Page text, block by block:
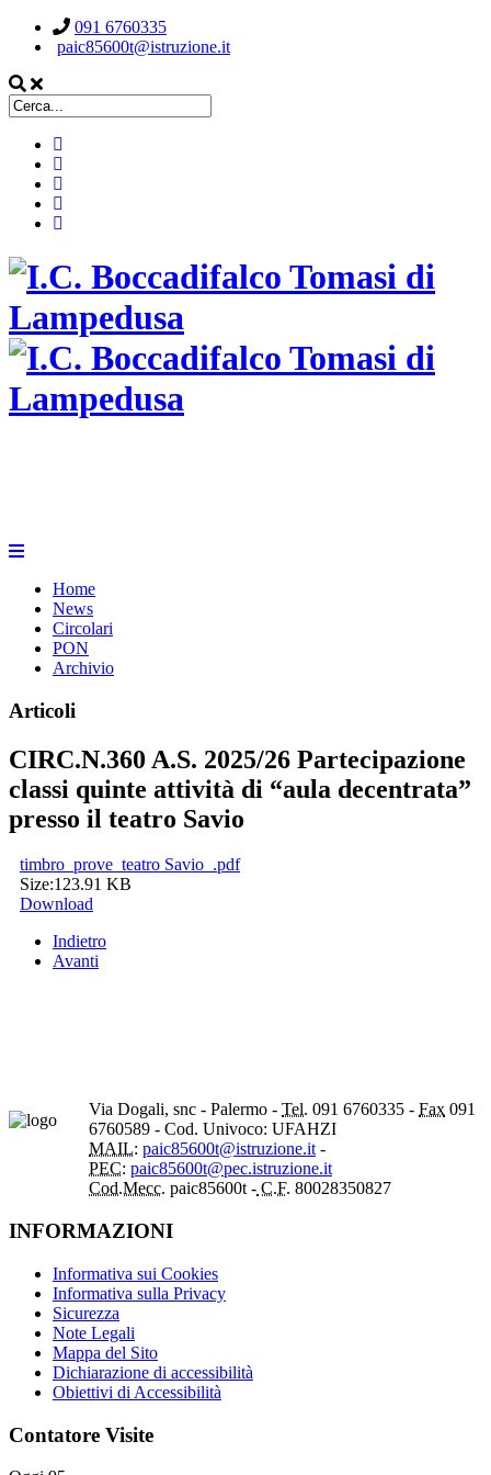
091 6760335
paic85600t@istruzione.it
Home
News
Circolari
PON
Archivio
Articoli
CIRC.N.360 A.S. 2025/26 Partecipazione
classi quinte attività di “aula decentrata”
presso il teatro Savio
timbro_prove_teatro Savio_.pdf
Size:123.91 KB
Download
Indietro
Avanti
Via Dogali, snc - Palermo - Tel. 091 6760335 - Fax 091
6760589 - Cod. Univoco: UFAHZI
MAIL: paic85600t@istruzione.it-
PEC: paic85600t@pec.istruzione.it
Cod.Mecc. paic85600t - C.F. 80028350827
INFORMAZIONI
Informativa sui Cookies
Informativa sulla Privacy
Sicurezza
Note Legali
Mappa del Sito
Dichiarazione di accessibilità
Obiettivi di Accessibilità
Contatore Visite